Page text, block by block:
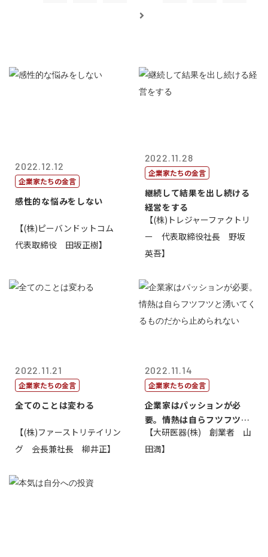
2022.12.12
企業家たちの金言
感性的な悩みをしない
【(株)ピーバンドットコム
代表取締役 田坂正樹】
2022.11.28
企業家たちの金言
継続して結果を出し続ける
経営をする
【(株)トレジャーファクトリ
ー 代表取締役社長 野坂
英吾】
2022.11.21
企業家たちの金言
全てのことは変わる
【(株)ファーストリテイリン
グ 会長兼社長 柳井正】
2022.11.14
企業家たちの金言
企業家はパッションが必
要。情熱は自らフツフツと
湧いてくるもの...
【大研医器(株) 創業者 山
田満】